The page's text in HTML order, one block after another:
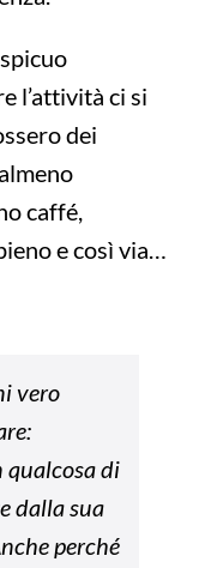
l’attività ci si
dei
caffé,
e così via…
vero
qualcosa di
dalla sua
perché